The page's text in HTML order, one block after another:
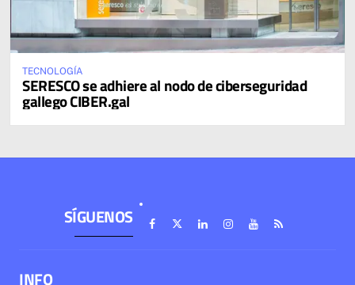
TECNOLOGÍA
SERESCO se adhiere al nodo de ciberseguridad
gallego CIBER.gal
SÍGUENOS
INFO